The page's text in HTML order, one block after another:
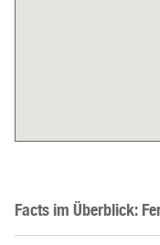
Facts im Überblick: